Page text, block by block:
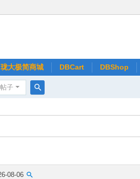
珑大极简商城 DBCart DBShop
帖子
索
08-06